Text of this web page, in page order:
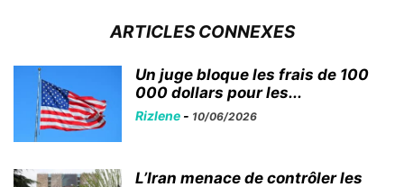
ARTICLES CONNEXES
Un juge bloque les frais de 100
000 dollars pour les...
Rizlene - 10/06/2026
L’Iran menace de contrôler les